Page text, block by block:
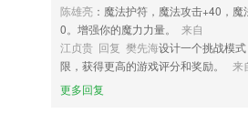
陈雄亮 ：魔法护符，魔法攻击+40，
0。增强你的魔力力量。
来自
江贞贵 回复 樊先海设计一个挑战模
限，获得更高的游戏评分和奖励。
来
更多回复